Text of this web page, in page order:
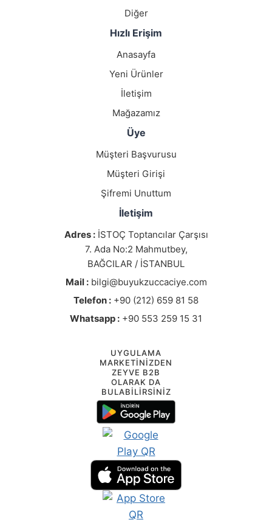
Diğer
Hızlı Erişim
Anasayfa
Yeni Ürünler
İletişim
Mağazamız
Üye
Müşteri Başvurusu
Müşteri Girişi
Şifremi Unuttum
İletişim
Adres :İSTOÇ Toptancılar Çarşısı
7. Ada No:2 Mahmutbey,
BAĞCILAR / İSTANBUL
Mail :bilgi@buyukzuccaciye.com
Telefon : +90 (212) 659 81 58
Whatsapp : +90 553 259 15 31
UYGULAMA
MARKETİNİZDEN
ZEYVE B2B
OLARAK DA
BULABİLİRSİNİZ